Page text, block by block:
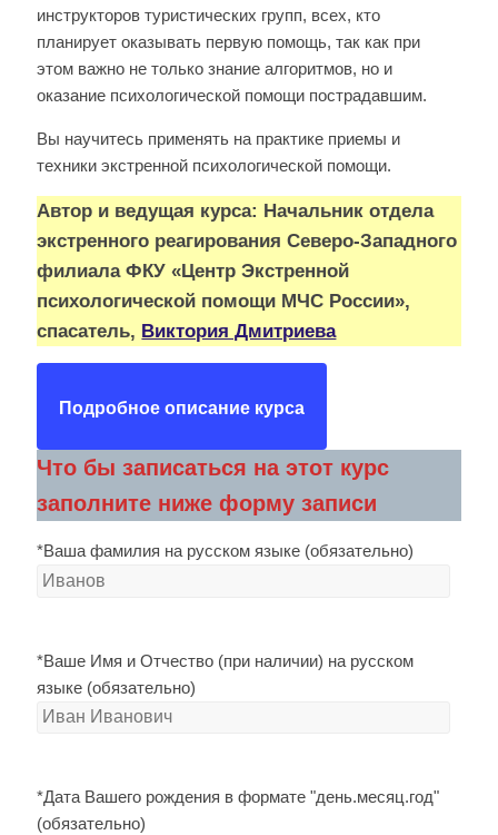
инструкторов туристических групп, всех, кто
планирует оказывать первую помощь, так как при
этом важно не только знание алгоритмов, но и
оказание психологической помощи пострадавшим.
Вы научитесь применять на практике приемы и
техники экстренной психологической помощи.
Автор и ведущая курса: Начальник отдела
экстренного реагирования Северо-Западного
филиала ФКУ «Центр Экстренной
психологической помощи МЧС России»,
спасатель, Виктория Дмитриева
Подробное описание курса
Что бы записаться на этот курс
заполните ниже форму записи
*Ваша фамилия на русском языке (обязательно)
*Ваше Имя и Отчество (при наличии) на русском
языке (обязательно)
*Дата Вашего рождения в формате "день.месяц.год"
(обязательно)